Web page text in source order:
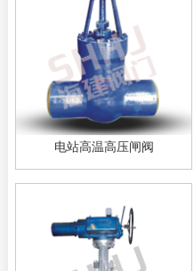
电站高温高压闸阀